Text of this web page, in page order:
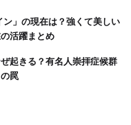
活躍まとめ
罠